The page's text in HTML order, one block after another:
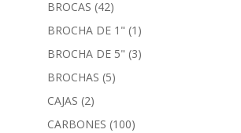
BROCAS (42)
BROCHA DE 1" (1)
BROCHA DE 5" (3)
BROCHAS (5)
CAJAS (2)
CARBONES (100)